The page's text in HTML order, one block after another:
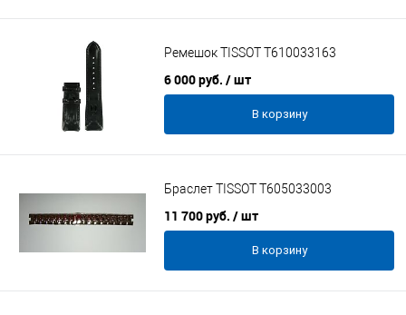
Ремешок TISSOT T610033163
6 000 руб. / шт
В корзину
Браслет TISSOT T605033003
11 700 руб. / шт
В корзину